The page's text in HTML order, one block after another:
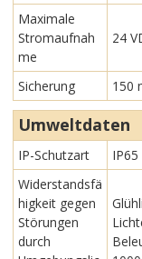
Maximale
Stromaufnah
me
24
Sicherung 150
Umweltdaten
IP-Schutzart
IP65
Widerstandsfä
higkeit gegen
Störungen
durch